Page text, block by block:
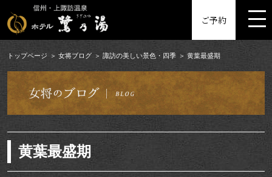
ご予約
トップページ 女将ブログ 諏訪の美しい景色・四季 黄葉最盛期
黄葉最盛期